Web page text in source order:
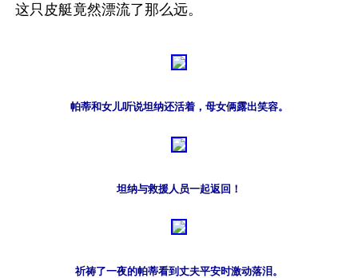
帕蒂和女儿听说坦纳还活着，母女俩露出笑容。
坦纳与救援人员一起返回！
祈祷了一夜的帕蒂看到丈夫平安时激动落泪。